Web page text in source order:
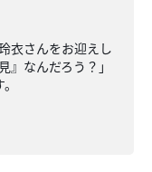
衣さんをお迎えし
なんだろう？」